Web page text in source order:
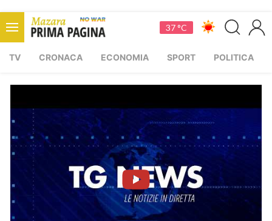
37 °C
TV CRONACA ECONOMIA SPORT POLITICA